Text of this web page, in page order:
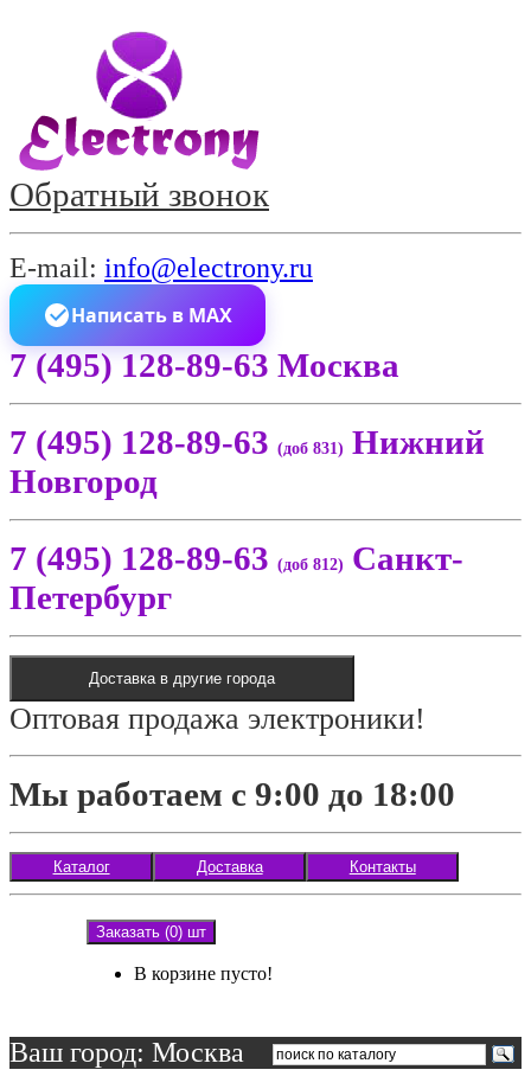
Обратный звонок
E-mail: info@electrony.ru
Написать в MAX
7 (495) 128-89-63 Москва
7 (495) 128-89-63 (доб 831) Нижний
Новгород
7 (495) 128-89-63 (доб 812) Санкт-
Петербург
Доставка в другие города
Оптовая продажа электроники!
Мы работаем с 9:00 до 18:00
Каталог Доставка Контакты
Заказать (0) шт
В корзине пусто!
Ваш город: Москва